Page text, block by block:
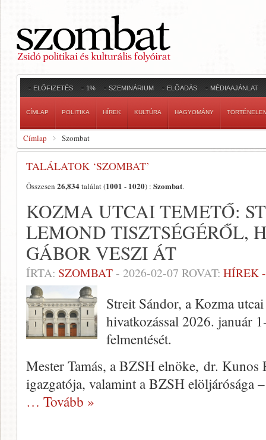
ELŐFIZETÉS 1% SZEMINÁRIUM ELŐADÁS MÉDIAAJÁNLAT
CÍMLAP POLITIKA HÍREK KULTÚRA HAGYOMÁNY
Címlap Szombat
TALÁLATOK ‘SZOMBAT’
Összesen 26,834találat (1001 - 1020) : Szombat.
KOZMA UTCAI TEMETŐ:
LEMOND TISZTSÉGÉRŐL,
GÁBOR VESZI ÁT
ÍRTA: SZOMBAT- 2026-02-07 ROVAT: HÍREK
Streit Sándor, a Kozma
hivatkozással 2026. január
felmentését.
Mester Tamás, a BZSH elnöke, dr. Kunos
igazgatója, valamint a BZSH elöljárósága
… Tovább »